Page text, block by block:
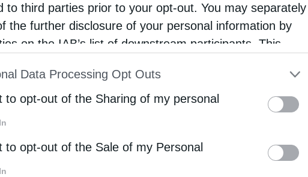
to third parties prior to your opt-out. You may separately
the further disclosure of your personal information by
on the IAB’s list of downstream participants. This
of Downstream Participantsthat may further disclose it to
parties.
Data Processing Opt Outs
to opt-out of the Sharing of my personal
to opt-out of the Sale of my Personal
συμμετέχουν, ώστε να μπορούμε να ζούμε
ο κ. Ιγνάτιος και συμπλήρωσε πως «η ιδέα
την συνέργεια, την ελεύθερη
θεματικά αφιερώματα που δίνουν μηνύματα»
ελευθερία των ανθρώπων»
Δημητριάδος έχει εκδοθεί το
ο Σεβασμιώτατος Μητροπολίτης
εξής: